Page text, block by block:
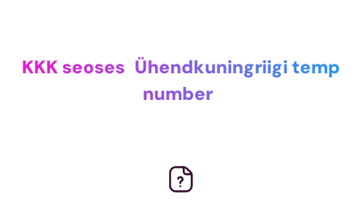
KKK seoses Ühendkuningriigi temp
number